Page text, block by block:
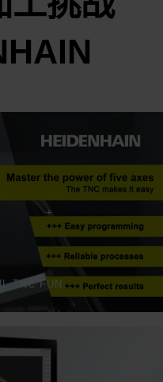
5-AXIS MACHINING: POWERFUL TNC FUNCTIONS FOR AEROSPACE PARTS | HEIDENHAIN